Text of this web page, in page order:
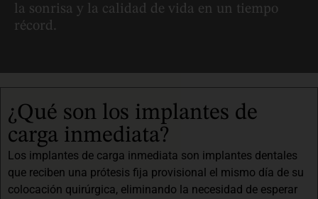
la sonrisa y la calidad de vida en un tiempo
récord.
¿Qué son los implantes de
carga inmediata?
Los implantes de carga inmediata son implantes dentales
que reciben una prótesis fija provisional el mismo día de su
colocación quirúrgica, eliminando la necesidad de esperar